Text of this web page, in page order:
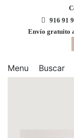
916 91
Envío gratuito
Menu Buscar
gms